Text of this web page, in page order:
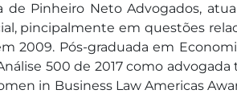
de Pinheiro Neto Advogados,
pincipalmente em questões
2009. Pós-graduada em
500 de 2017 como
in Business Law Americas